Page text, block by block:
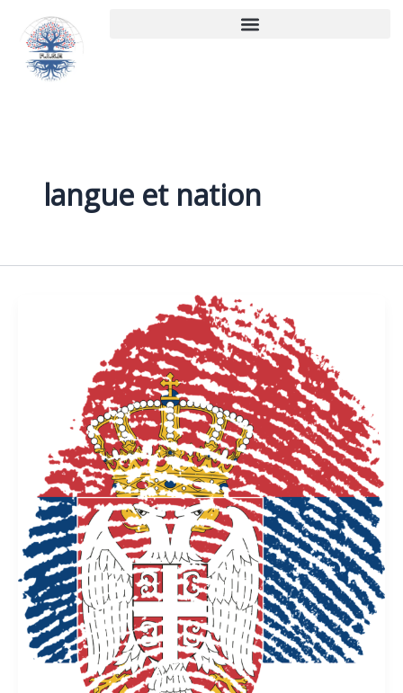
contenu
langue et nation